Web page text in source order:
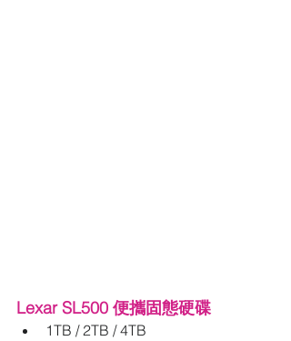
Lexar SL500 便攜固態硬碟
1TB / 2TB / 4TB